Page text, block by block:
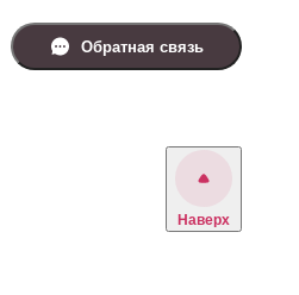
Обратная связь
Наверх